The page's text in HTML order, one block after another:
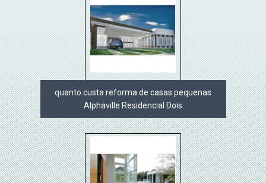
quanto custa reforma de casas pequenas
Alphaville Residencial Dois